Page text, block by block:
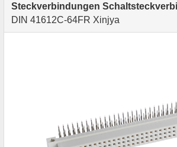
Steckverbindungen
DIN 41612C-64FR Xinjya